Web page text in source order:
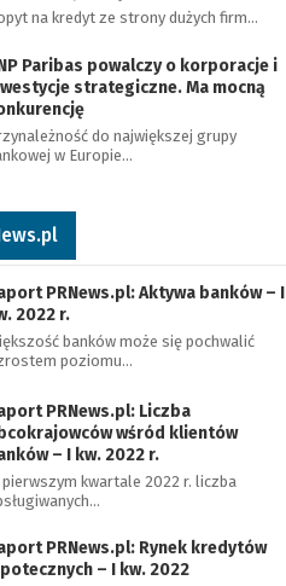
na kredyt ze strony dużych firm…
Paribas powalczy o korporacje i
strategiczne. Ma mocną
do największej grupy
w Europie…
PRNews.pl: Aktywa banków – I
2022 r.
banków może się pochwalić
poziomu…
PRNews.pl: Liczba
wśród klientów
– I kw. 2022 r.
pierwszym kwartale 2022 r. liczba
PRNews.pl: Rynek kredytów
– I kw. 2022